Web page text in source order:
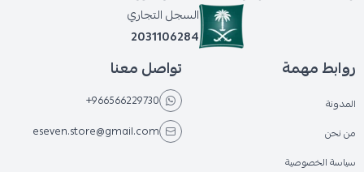
السجل التجاري
2031106284
روابط مهمة
المدونة
من نحن
سياسة الخصوصية
تواصل معنا
+966566229730
eseven.store@gmail.com